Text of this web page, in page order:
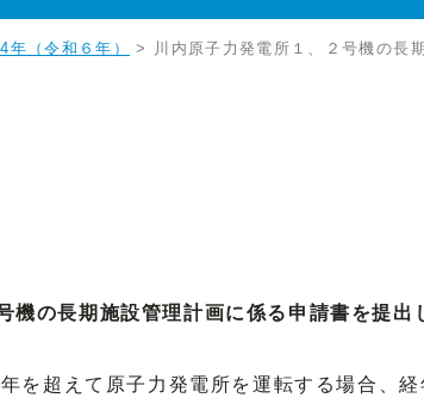
（令和６年）
> 川内原子力発電所１、２号機の長
機の長期施設管理計画に係る申請書を提出
超えて原子力発電所を運転する場合、